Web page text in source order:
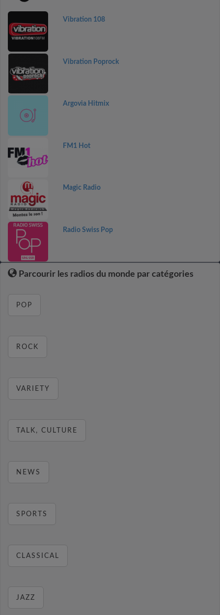
Vibration 108
Vibration Poprock
Argovia Hitmix
FM1 Hot
Magic Radio
Radio Swiss Pop
Parcourir les radios du monde par catégories
POP
ROCK
VARIETY
TALK, CULTURE
NEWS
SPORTS
CLASSICAL
JAZZ